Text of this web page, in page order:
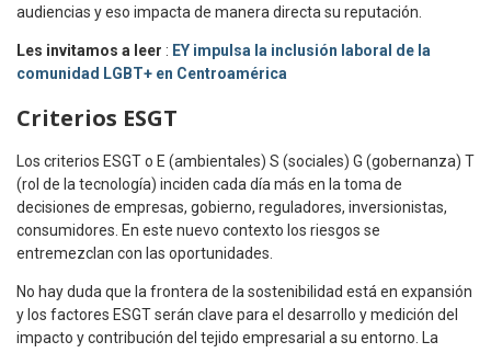
audiencias y eso impacta de manera directa su reputación.
Les invitamos a leer : EY impulsa la inclusión laboral de la
comunidad LGBT+ en Centroamérica
Criterios ESGT
Los criterios ESGT o E (ambientales) S (sociales) G (gobernanza) T
(rol de la tecnología) inciden cada día más en la toma de
decisiones de empresas, gobierno, reguladores, inversionistas,
consumidores. En este nuevo contexto los riesgos se
entremezclan con las oportunidades.
No hay duda que la frontera de la sostenibilidad está en expansión
y los factores ESGT serán clave para el desarrollo y medición del
impacto y contribución del tejido empresarial a su entorno. La